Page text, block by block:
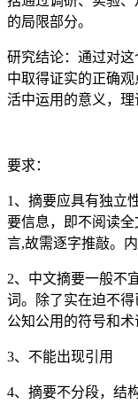
的局限部分。
研究结论：通过对
中取得证实的正确
活中运用的意义，理
要求：
1、摘要应具有独立
要信息，即不阅读
言,故需逐字推敲。
2、中文摘要一般不
词。除了实在迫不
公知公用的符号和术
3、不能出现引用
4、摘要不分段，结